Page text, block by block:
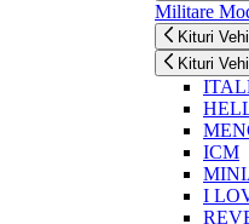
Militare
Kituri
Kituri
ICM
I